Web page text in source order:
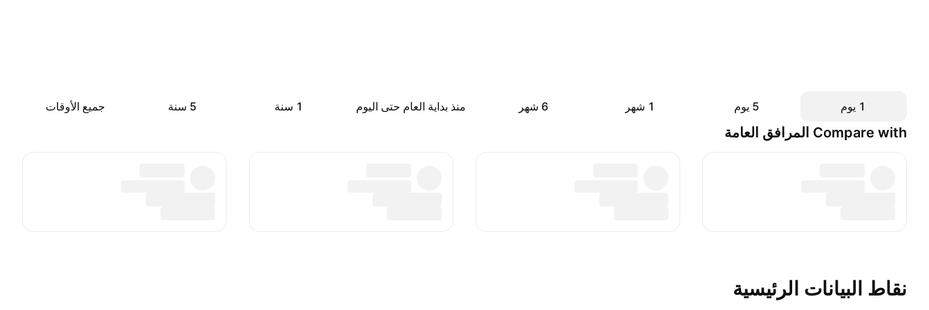
‎‎1‎ يوم ‎‎5‎ يوم ‎1‎ شهر ‎6‎ شهر منذ بداية العام حتى اليوم ‎1‎ سنة ‎5‎ سنة جميع الأوقات
Compare with المرافق العامة
نقاط البيانات الرئيسية